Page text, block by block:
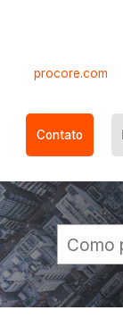
procore.com
Contato